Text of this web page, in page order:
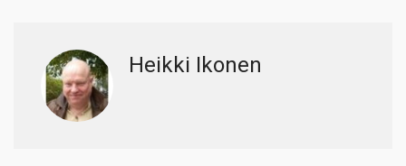
Heikki Ikonen